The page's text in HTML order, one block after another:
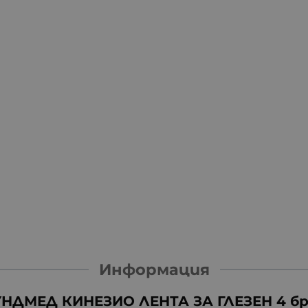
Информация
КИНЕЗИО ЛЕНТА ЗА ГЛЕЗЕН 4